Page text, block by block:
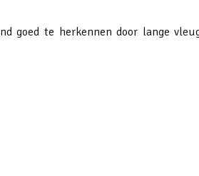
goed te herkennen door lange